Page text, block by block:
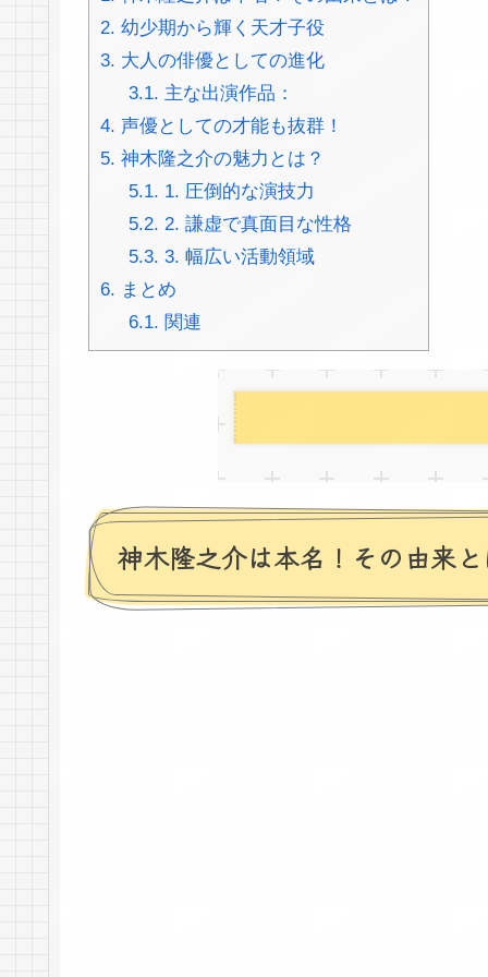
2. 幼少期から輝く天才子役
3. 大人の俳優としての進化
3.1. 主な出演作品：
4. 声優としての才能も抜群！
5. 神木隆之介の魅力とは？
5.1. 1. 圧倒的な演技力
5.2. 2. 謙虚で真面目な性格
5.3. 3. 幅広い活動領域
6. まとめ
6.1. 関連
神木隆之介は本名！その由来